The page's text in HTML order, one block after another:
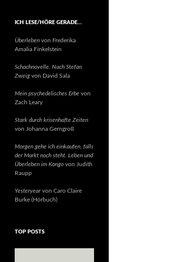
ICH LESE/HÖRE GERADE…
Überleben von Frederika
Amalia Finkelstein
Schachnovelle. Nach Stefan
Zweig von David Sala
Mein psychedelisches Erbe von
Zach Leary
Stark durch krisenhafte Zeiten
von Johanna Gerngroß
Morgen gehe ich einkaufen, falls
der Markt noch steht. Leben und
Überleben im Kongo von Judith
Raupp
Yesteryearvon Caro Claire
Burke (Hörbuch)
TOP POSTS